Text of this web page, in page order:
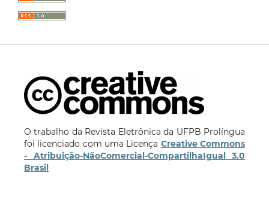
O trabalho da Revista Eletrônica da UFPB Prolíngua
foi licenciado com uma Licença Creative Commons
- Atribuição-NãoComercial-CompartilhaIgual 3.0
Brasil